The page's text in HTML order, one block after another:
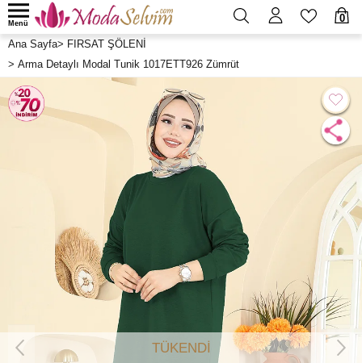
0
Menü
Ana Sayfa> FIRSAT ŞÖLENİ
> Arma Detaylı Modal Tunik 1017ETT926 Zümrüt
TÜKENDİ